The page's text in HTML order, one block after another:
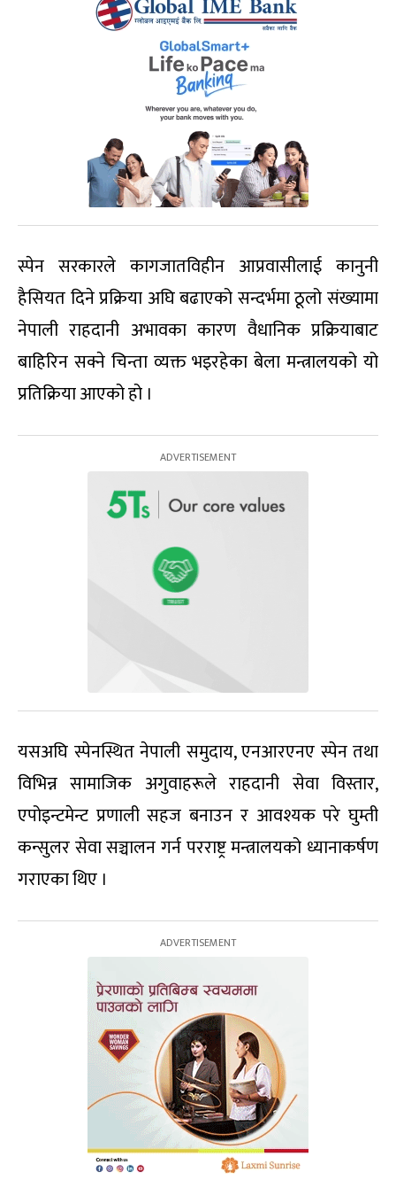
स्पेन सरकारले कागजातविहीन आप्रवासीलाई कानुनी
हैसियत दिने प्रक्रिया अघि बढाएको सन्दर्भमा ठूलो संख्यामा
नेपाली राहदानी अभावका कारण वैधानिक प्रक्रियाबाट
बाहिरिन सक्ने चिन्ता व्यक्त भइरहेका बेला मन्त्रालयको यो
प्रतिक्रिया आएको हो ।
यसअघि स्पेनस्थित नेपाली समुदाय, एनआरएनए स्पेन तथा
विभिन्न सामाजिक अगुवाहरूले राहदानी सेवा विस्तार,
एपोइन्टमेन्ट प्रणाली सहज बनाउन र आवश्यक परे घुम्ती
कन्सुलर सेवा सञ्चालन गर्न परराष्ट्र मन्त्रालयको ध्यानाकर्षण
गराएका थिए ।